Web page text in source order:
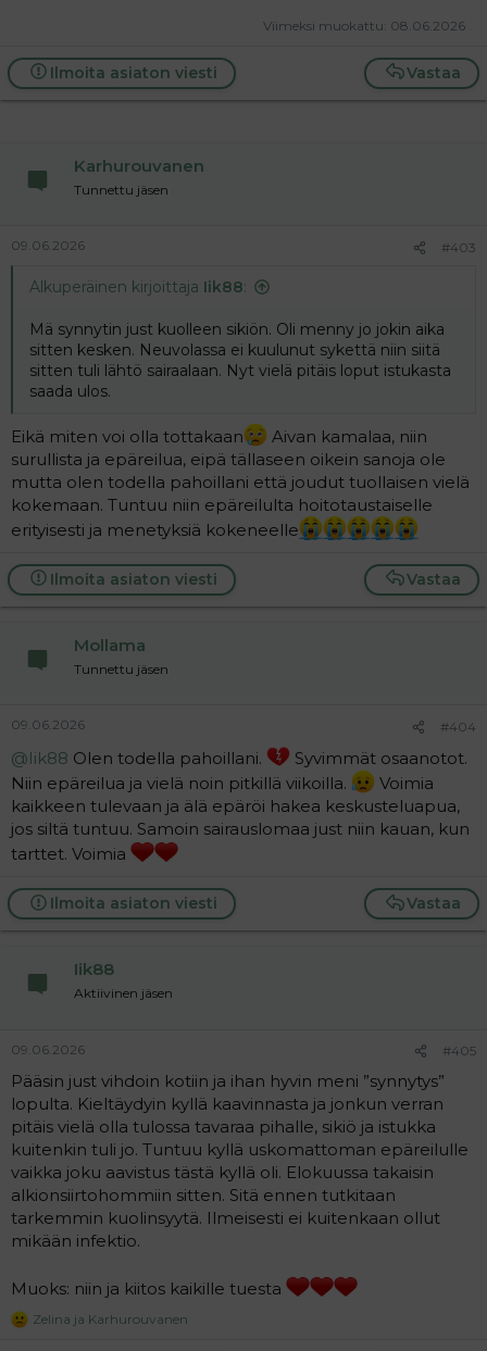
Viimeksi muokattu: 08.06.2026
Vastaa
Ilmoita asiaton viesti
Karhurouvanen
Tunnettu jäsen
09.06.2026 #403
Alkuperäinen kirjoittaja Iik88:
Mä synnytin just kuolleen sikiön. Oli menny jo jokin aika
sitten kesken. Neuvolassa ei kuulunut sykettä niin siitä
sitten tuli lähtö sairaalaan. Nyt vielä pitäis loput istukasta
saada ulos.
Eikä miten voi olla tottakaan
Aivan kamalaa, niin
surullista ja epäreilua, eipä tällaseen oikein sanoja ole
mutta olen todella pahoillani että joudut tuollaisen vielä
kokemaan. Tuntuu niin epäreilulta hoitotaustaiselle
erityisesti ja menetyksiä kokeneelle
Vastaa
Ilmoita asiaton viesti
Mollama
Tunnettu jäsen
09.06.2026 #404
@Iik88 Olen todella pahoillani.
Syvimmät osaanotot.
Niin epäreilua ja vielä noin pitkillä viikoilla.
Voimia
kaikkeen tulevaan ja älä epäröi hakea keskusteluapua,
jos siltä tuntuu. Samoin sairauslomaa just niin kauan, kun
tarttet. Voimia
Vastaa
Ilmoita asiaton viesti
Iik88
Aktiivinen jäsen
09.06.2026 #405
Pääsin just vihdoin kotiin ja ihan hyvin meni ”synnytys”
lopulta. Kieltäydyin kyllä kaavinnasta ja jonkun verran
pitäis vielä olla tulossa tavaraa pihalle, sikiö ja istukka
kuitenkin tuli jo. Tuntuu kyllä uskomattoman epäreilulle
vaikka joku aavistus tästä kyllä oli. Elokuussa takaisin
alkionsiirtohommiin sitten. Sitä ennen tutkitaan
tarkemmin kuolinsyytä. Ilmeisesti ei kuitenkaan ollut
mikään infektio.
Muoks: niin ja kiitos kaikille tuesta
R
Zelina ja Karhurouvanen